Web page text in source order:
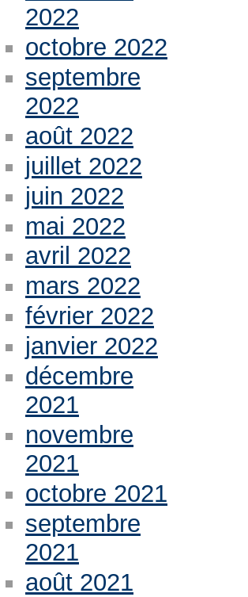
2022
octobre 2022
septembre
2022
août 2022
juillet 2022
juin 2022
mai 2022
avril 2022
mars 2022
février 2022
janvier 2022
décembre
2021
novembre
2021
octobre 2021
septembre
2021
août 2021